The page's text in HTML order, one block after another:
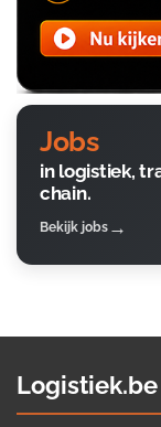
Jobs
in logistiek,
chain.
Bekijk jobs
Logistiek.be